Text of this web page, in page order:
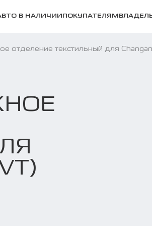
В НАЛИЧИИПОКУПАТЕЛЯМ
отделение текстильный для